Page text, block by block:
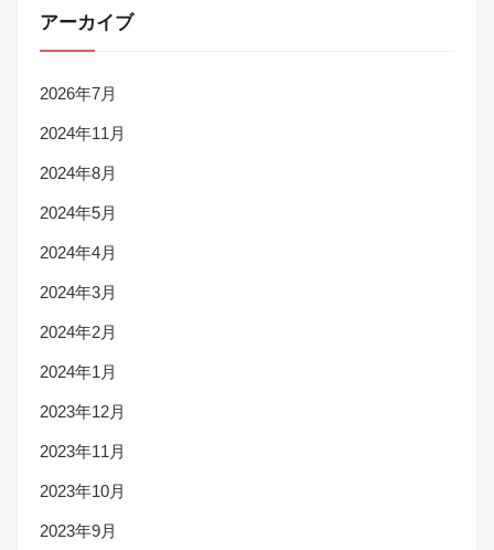
アーカイブ
2026年7月
2024年11月
2024年8月
2024年5月
2024年4月
2024年3月
2024年2月
2024年1月
2023年12月
2023年11月
2023年10月
2023年9月